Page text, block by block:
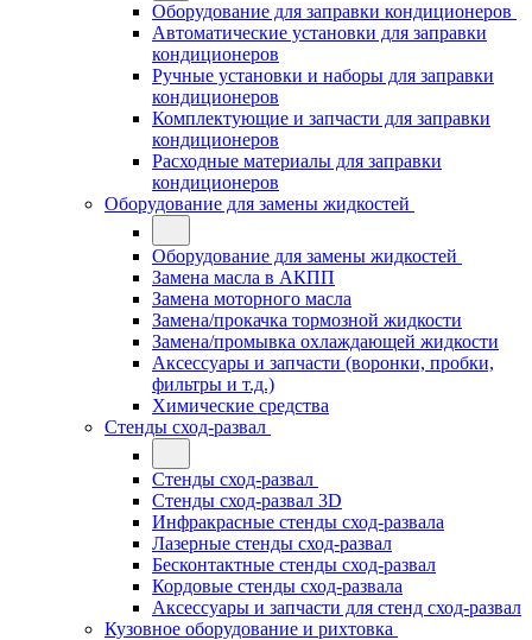
Оборудование для заправки кондиционеров
Автоматические установки для заправки
кондиционеров
Ручные установки и наборы для заправки
кондиционеров
Комплектующие и запчасти для заправки
кондиционеров
Расходные материалы для заправки
кондиционеров
Оборудование для замены жидкостей
Оборудование для замены жидкостей
Замена масла в АКПП
Замена моторного масла
Замена/прокачка тормозной жидкости
Замена/промывка охлаждающей жидкости
Аксессуары и запчасти (воронки, пробки,
фильтры и т.д.)
Химические средства
Стенды сход-развал
Стенды сход-развал
Стенды сход-развал 3D
Инфракрасные стенды сход-развала
Лазерные стенды сход-развал
Бесконтактные стенды сход-развал
Кордовые стенды сход-развала
Аксессуары и запчасти для стенд сход-развал
Кузовное оборудование и рихтовка